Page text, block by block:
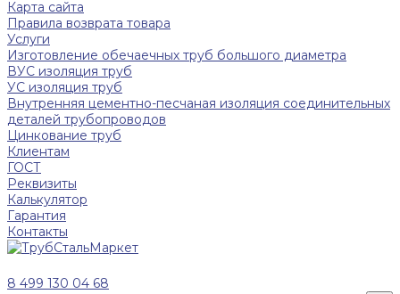
Карта сайта
Правила возврата товара
Услуги
Изготовление обечаечных труб большого диаметра
ВУС изоляция труб
УС изоляция труб
Внутренняя цементно-песчаная изоляция соединительных
деталей трубопроводов
Цинкование труб
Клиентам
ГОСТ
Реквизиты
Калькулятор
Гарантия
Контакты
8 499 130 04 68